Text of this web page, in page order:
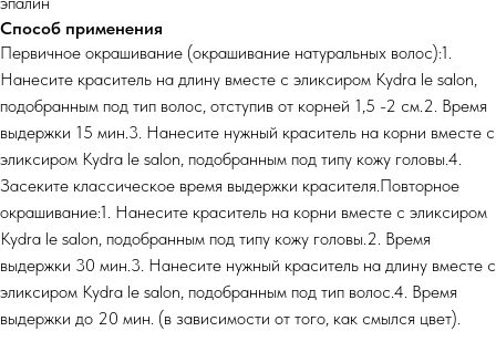
Способ применения
Первичное окрашивание (окрашивание натуральных волос):1.
Нанесите краситель на длину вместе с эликсиром Kydra le salon,
подобранным под тип волос, отступив от корней 1,5 -2 см.2. Время
выдержки 15 мин.3. Нанесите нужный краситель на корни вместе с
эликсиром Kydra le salon, подобранным под типу кожу головы.4.
Засеките классическое время выдержки красителя.Повторное
окрашивание:1. Нанесите краситель на корни вместе с эликсиром
Kydra le salon, подобранным под типу кожу головы.2. Время
выдержки 30 мин.3. Нанесите нужный краситель на длину вместе с
эликсиром Kydra le salon, подобранным под тип волос.4. Время
выдержки до 20 мин. (в зависимости от того, как смылся цвет).